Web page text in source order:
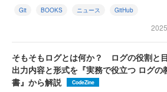
Git BOOKS ニュース GitHub
そもそもログとは何か？ ログの役割と目
出力内容と形式を『実務で役立つ ログの
書』から解説
CodeZine